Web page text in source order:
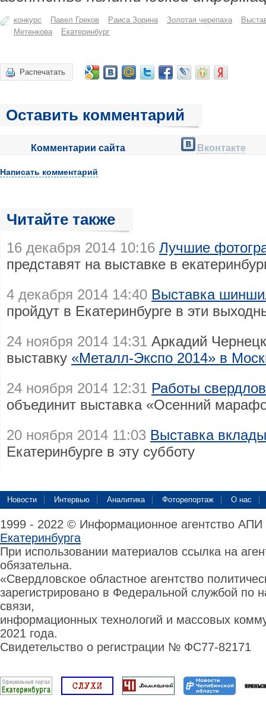
конкурс Павел Греков Раиса Зорина Золотая черепаха
Метенкова
Екатеринбург
Распечатать
Оставить комментарий
Комментарии сайта Вконтакте
Написать комментарий
Читайте также
16 декабря 2014 10:16 Лучшие
представят на выставке в
4 декабря 2014 14:40 Выставка
пройдут в Екатеринбурге в эти
24 ноября 2014 14:31 Аркадий
выставку «Металл-Экспо 2014» в
24 ноября 2014 12:31 Работы
объединит выставка «Осенний
20 ноября 2014 11:03 Выставка
Екатеринбурге в эту субботу
Новости Интервью Аналитика Фоторепортаж О нас
1999 - 2022 © Информационное агентство
Екатеринбурга
При использовании материалов ссылка на
обязательна.
«Свердловское областное агентство
зарегистрировано в Федеральной службой по
связи,
информационных технологий и массовых
2021 года.
Свидетельство о регистрации № ФС77-82171